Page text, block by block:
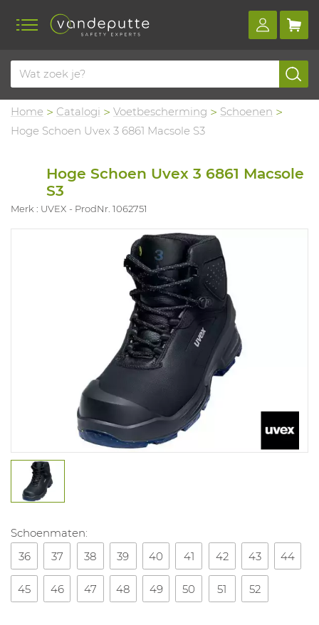
Home Catalogi Voetbescherming
Schoenen
Hoge Schoen Uvex 3 6861 Macsole S3
Hoge Schoen Uvex 3 6861 Macsole
S3
Merk : UVEX ProdNr. 1062751
Schoenmaten:
36
37 38 39 40 41 42 43 44
45 46 47 48 49 50 51 52